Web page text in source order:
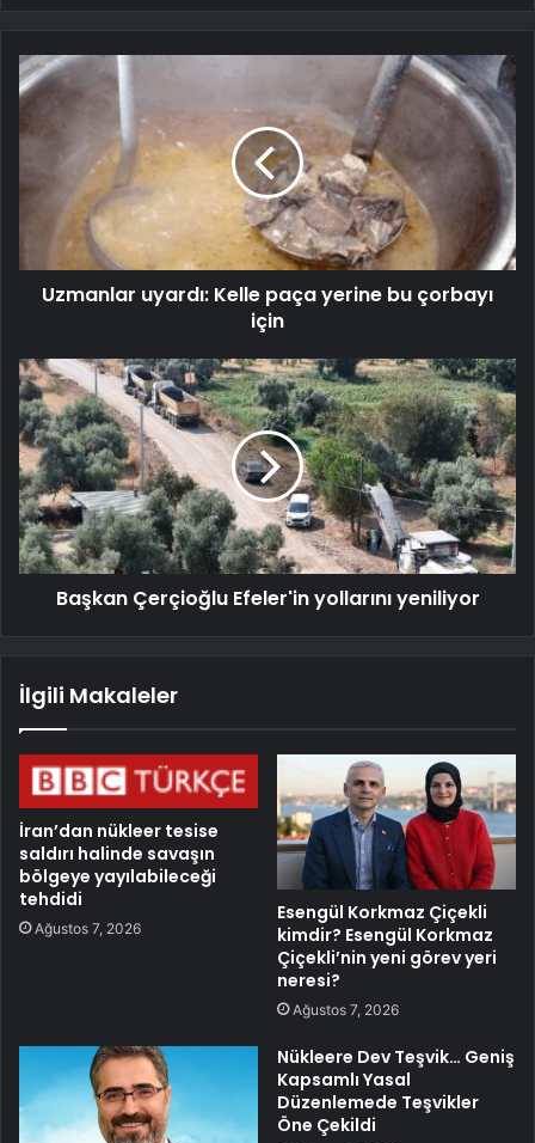
Uzmanlar uyardı: Kelle paça yerine bu çorbayı
için
Başkan Çerçioğlu Efeler'in yollarını yeniliyor
İlgili Makaleler
İran’dan nükleer tesise
saldırı halinde savaşın
bölgeye yayılabileceği
tehdidi
Ağustos 7, 2026
Esengül Korkmaz Çiçekli
kimdir? Esengül Korkmaz
Çiçekli’nin yeni görev yeri
neresi?
Ağustos 7, 2026
Nükleere Dev Teşvik… Geniş
Kapsamlı Yasal
Düzenlemede Teşvikler
Öne Çekildi